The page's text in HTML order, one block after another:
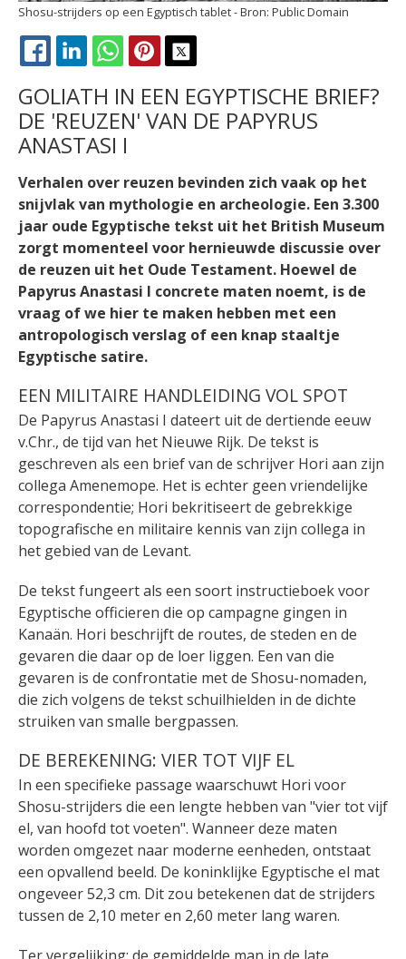
Shosu-strijders op een Egyptisch tablet Public Domain
FACEBOOK
LINKEDINWHATSAPPPINTEREST
GOLIATH IN EEN EGYPTISCHE BRIEF?
DE 'REUZEN' VAN DE PAPYRUS
ANASTASI I
Verhalen over reuzen bevinden zich vaak op het
snijvlak van mythologie en archeologie. Een 3.300
jaar oude Egyptische tekst uit het British Museum
zorgt momenteel voor hernieuwde discussie over
de reuzen uit het Oude Testament. Hoewel de
Papyrus Anastasi I concrete maten noemt, is de
vraag of we hier te maken hebben met een
antropologisch verslag of een knap staaltje
Egyptische satire.
EEN MILITAIRE HANDLEIDING VOL SPOT
De Papyrus Anastasi I dateert uit de dertiende eeuw
v.Chr., de tijd van het Nieuwe Rijk. De tekst is
geschreven als een brief van de schrijver Hori aan zijn
collega Amenemope. Het is echter geen vriendelijke
correspondentie; Hori bekritiseert de gebrekkige
topografische en militaire kennis van zijn collega in
het gebied van de Levant.
De tekst fungeert als een soort instructieboek voor
Egyptische officieren die op campagne gingen in
Kanaän. Hori beschrijft de routes, de steden en de
gevaren die daar op de loer liggen. Een van die
gevaren is de confrontatie met de Shosu-nomaden,
die zich volgens de tekst schuilhielden in de dichte
struiken van smalle bergpassen.
DE BEREKENING: VIER TOT VIJF EL
In een specifieke passage waarschuwt Hori voor
Shosu-strijders die een lengte hebben van "vier tot vijf
el, van hoofd tot voeten". Wanneer deze maten
worden omgezet naar moderne eenheden, ontstaat
een opvallend beeld. De koninklijke Egyptische el mat
ongeveer 52,3 cm. Dit zou betekenen dat de strijders
tussen de 2,10 meter en 2,60 meter lang waren.